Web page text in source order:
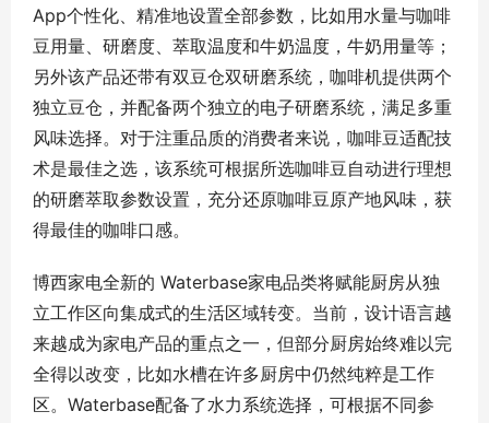
App个性化、精准地设置全部参数，比如用水量与咖啡
豆用量、研磨度、萃取温度和牛奶温度，牛奶用量等；
另外该产品还带有双豆仓双研磨系统，咖啡机提供两个
独立豆仓，并配备两个独立的电子研磨系统，满足多重
风味选择。对于注重品质的消费者来说，咖啡豆适配技
术是最佳之选，该系统可根据所选咖啡豆自动进行理想
的研磨萃取参数设置，充分还原咖啡豆原产地风味，获
得最佳的咖啡口感。
博西家电全新的 Waterbase家电品类将赋能厨房从独
立工作区向集成式的生活区域转变。当前，设计语言越
来越成为家电产品的重点之一，但部分厨房始终难以完
全得以改变，比如水槽在许多厨房中仍然纯粹是工作
区。Waterbase配备了水力系统选择，可根据不同参